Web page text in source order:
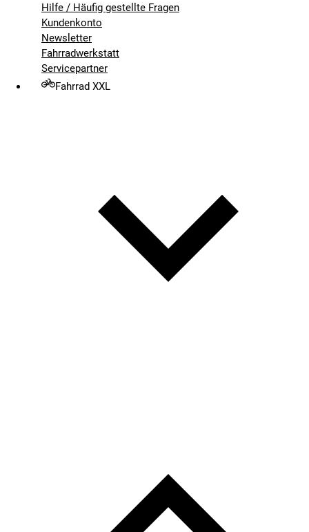
Hilfe / Häufig gestellte Fragen
Kundenkonto
Newsletter
Fahrradwerkstatt
Servicepartner
Fahrrad XXL